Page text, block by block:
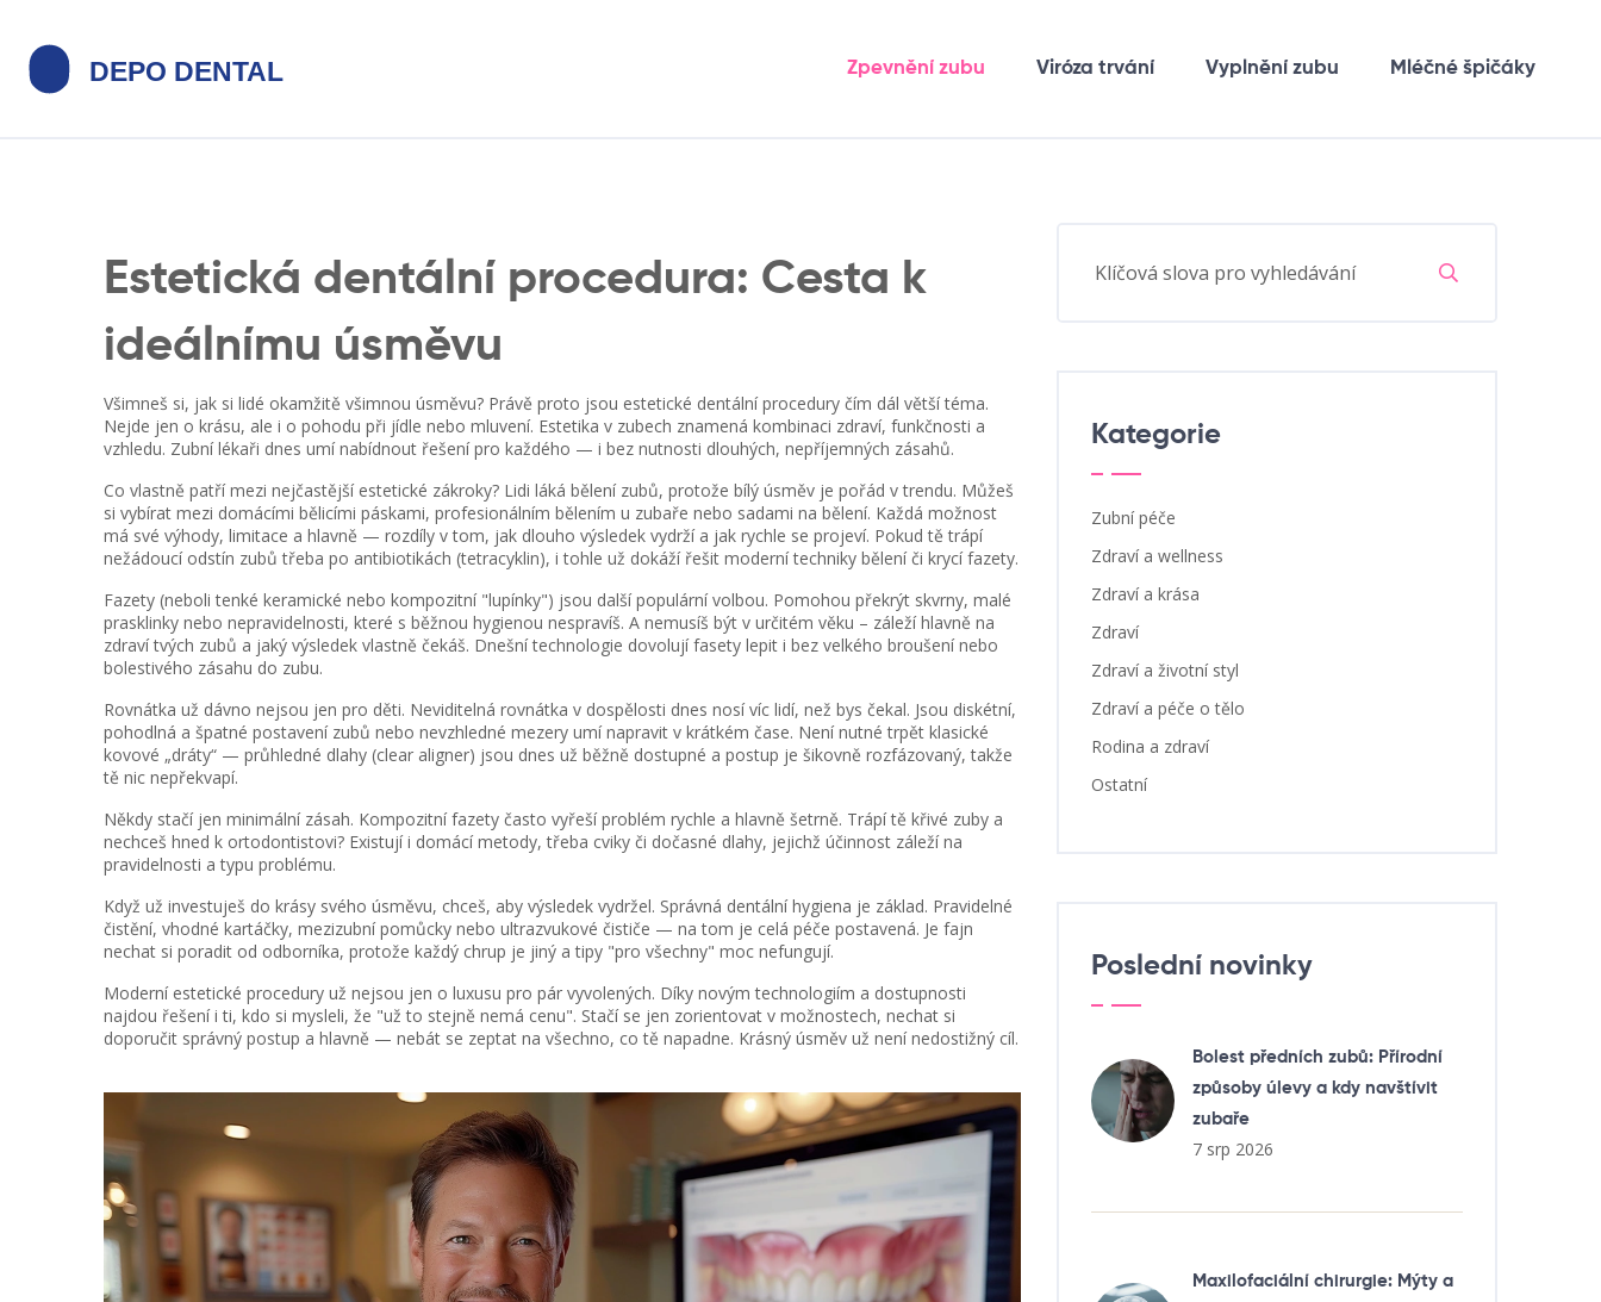
Zpevnění zubu Viróza trvání Vyplnění zubu Mléčné špičáky
Estetická dentální procedura: Cesta k
ideálnímu úsměvu
Všimneš si, jak si lidé okamžitě všimnou úsměvu? Právě proto jsou estetické dentální procedury čím dál větší téma.
Nejde jen o krásu, ale i o pohodu při jídle nebo mluvení. Estetika v zubech znamená kombinaci zdraví, funkčnosti a
vzhledu. Zubní lékaři dnes umí nabídnout řešení pro každého — i bez nutnosti dlouhých, nepříjemných zásahů.
Co vlastně patří mezi nejčastější estetické zákroky? Lidi láká bělení zubů, protože bílý úsměv je pořád v trendu. Můžeš
si vybírat mezi domácími bělicími páskami, profesionálním bělením u zubaře nebo sadami na bělení. Každá možnost
má své výhody, limitace a hlavně — rozdíly v tom, jak dlouho výsledek vydrží a jak rychle se projeví. Pokud tě trápí
nežádoucí odstín zubů třeba po antibiotikách (tetracyklin), i tohle už dokáží řešit moderní techniky bělení či krycí fazety.
Fazety (neboli tenké keramické nebo kompozitní "lupínky") jsou další populární volbou. Pomohou překrýt skvrny, malé
prasklinky nebo nepravidelnosti, které s běžnou hygienou nespravíš. A nemusíš být v určitém věku – záleží hlavně na
zdraví tvých zubů a jaký výsledek vlastně čekáš. Dnešní technologie dovolují fasety lepit i bez velkého broušení nebo
bolestivého zásahu do zubu.
Rovnátka už dávno nejsou jen pro děti. Neviditelná rovnátka v dospělosti dnes nosí víc lidí, než bys čekal. Jsou diskétní,
pohodlná a špatné postavení zubů nebo nevzhledné mezery umí napravit v krátkém čase. Není nutné trpět klasické
kovové „dráty“ — průhledné dlahy (clear aligner) jsou dnes už běžně dostupné a postup je šikovně rozfázovaný, takže
tě nic nepřekvapí.
Někdy stačí jen minimální zásah. Kompozitní fazety často vyřeší problém rychle a hlavně šetrně. Trápí tě křivé zuby a
nechceš hned k ortodontistovi? Existují i domácí metody, třeba cviky či dočasné dlahy, jejichž účinnost záleží na
pravidelnosti a typu problému.
Když už investuješ do krásy svého úsměvu, chceš, aby výsledek vydržel. Správná dentální hygiena je základ. Pravidelné
čistění, vhodné kartáčky, mezizubní pomůcky nebo ultrazvukové čističe — na tom je celá péče postavená. Je fajn
nechat si poradit od odborníka, protože každý chrup je jiný a tipy "pro všechny" moc nefungují.
Moderní estetické procedury už nejsou jen o luxusu pro pár vyvolených. Díky novým technologiím a dostupnosti
najdou řešení i ti, kdo si mysleli, že "už to stejně nemá cenu". Stačí se jen zorientovat v možnostech, nechat si
doporučit správný postup a hlavně — nebát se zeptat na všechno, co tě napadne. Krásný úsměv už není nedostižný cíl.
Kategorie
Zubní péče
Zdraví a wellness
Zdraví a krása
Zdraví
Zdraví a životní styl
Zdraví a péče o tělo
Rodina a zdraví
Ostatní
Poslední novinky
Bolest předních zubů: Přírodní
způsoby úlevy a kdy navštívit
zubaře
7 srp 2026
Maxilofaciální chirurgie: Mýty a